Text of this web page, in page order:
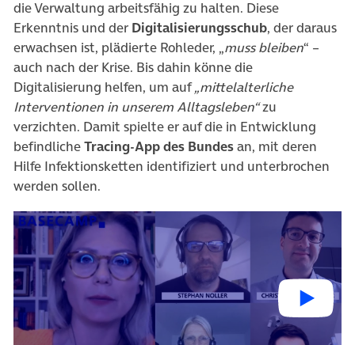
die Verwaltung arbeitsfähig zu halten. Diese
Erkenntnis und der Digitalisierungsschub, der daraus
erwachsen ist, plädierte Rohleder, „muss bleiben“ –
auch nach der Krise. Bis dahin könne die
Digitalisierung helfen, um auf„mittelalterliche
Interventionen in unserem Alltagsleben“zu
verzichten. Damit spielte er auf die in Entwicklung
befindlicheTracing-App des Bundesan, mit deren
Hilfe Infektionsketten identifiziert und unterbrochen
werden sollen.